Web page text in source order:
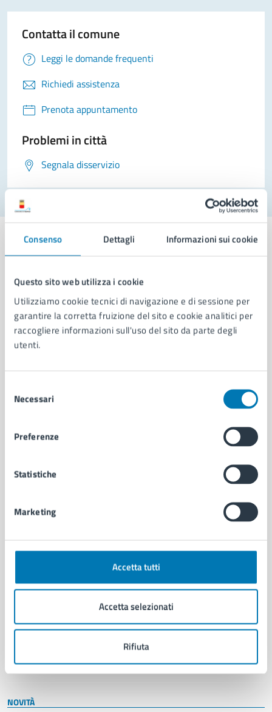
Consenso Dettagli Informazioni sui cookie
Questo sito web utilizza i cookie
Utilizziamo cookie tecnici di navigazione e di sessione per
garantire la corretta fruizione del sito e cookie analitici per
raccogliere informazioni sull'uso del sito da parte degli
utenti.
delNecessari
Preferenze
Statistiche
Marketing
Accetta tutti
Accetta selezionati
Rifiuta
Contatta il comune
Leggi le domande frequenti
Richiedi assistenza
Prenota appuntamento
Problemi in città
Segnala disservizio
Comune di Napoli
AMMINISTRAZIONE
Aree amministrative
Organi di governo
Enti e fondazioni
Documenti e dati
Ambiente
Educazione e formazione
Giustizia e sicurezza pubblica
Salute, benessere e assistenza
Vita lavorativa
NOVITÀ